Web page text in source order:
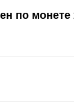
по монете